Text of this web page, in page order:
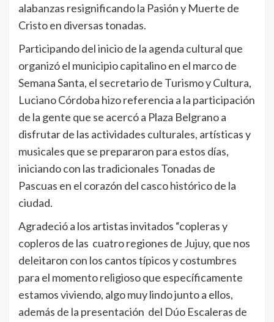
alabanzas resignificando la Pasión y Muerte de
Cristo en diversas tonadas.
Participando del inicio de la agenda cultural que
organizó el municipio capitalino en el marco de
Semana Santa, el secretario de Turismo y Cultura,
Luciano Córdoba hizo referencia a la participación
de la gente que se acercó a Plaza Belgrano a
disfrutar de las actividades culturales, artísticas y
musicales que se prepararon para estos días,
iniciando con las tradicionales Tonadas de
Pascuas en el corazón del casco histórico de la
ciudad.
Agradeció a los artistas invitados “copleras y
copleros de las cuatro regiones de Jujuy, que nos
deleitaron con los cantos típicos y costumbres
para el momento religioso que específicamente
estamos viviendo, algo muy lindo junto a ellos,
además de la presentación del Dúo Escaleras de